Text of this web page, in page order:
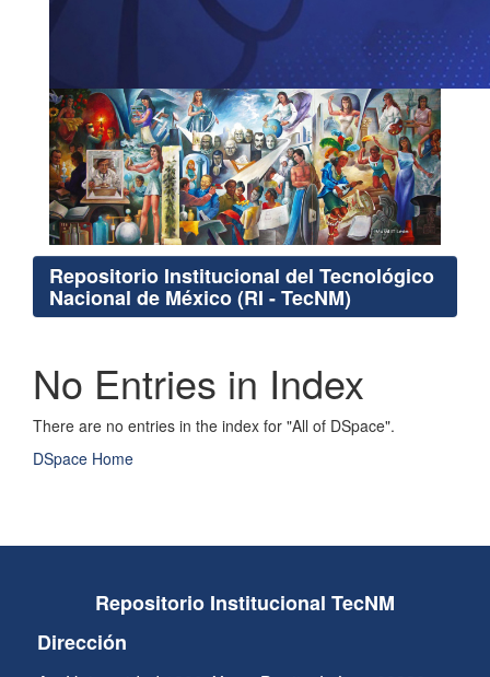
Repositorio Institucional del Tecnológico
Nacional de México (RI - TecNM)
No Entries in Index
There are no entries in the index for "All of DSpace".
DSpace Home
Repositorio Institucional TecNM
Dirección